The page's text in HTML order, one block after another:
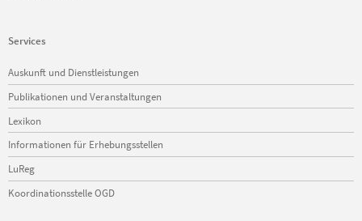
Services
Navigation
überspringen
Auskunft und Dienstleistungen
Publikationen und Veranstaltungen
Lexikon
Informationen für Erhebungsstellen
LuReg
Koordinationsstelle OGD